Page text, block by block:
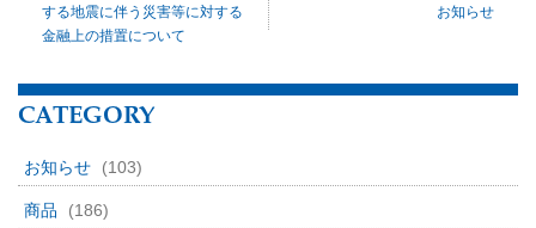
する地震に伴う災害等に対する
金融上の措置について
お知らせ
CATEGORY
お知らせ (103)
商品 (186)